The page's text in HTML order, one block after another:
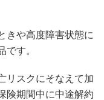
きや高度障害状態に
です。
リスクにそなえて加
険期間中に中途解約